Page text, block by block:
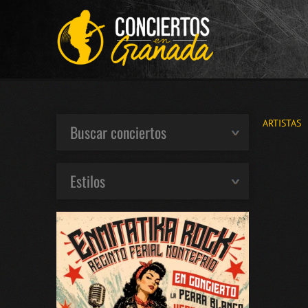
ARTISTAS
Buscar conciertos
Estilos